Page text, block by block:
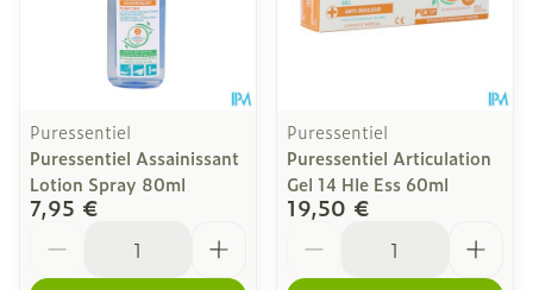
Puressentiel
Puressentiel Assainissant
Lotion Spray 80ml
7,95 €
Puressentiel
Puressentiel Articulation
Gel 14 Hle Ess 60ml
19,50 €